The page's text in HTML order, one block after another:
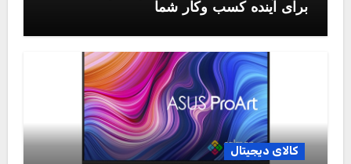
برای آینده کسب وکار شما
کالای دیجیتال